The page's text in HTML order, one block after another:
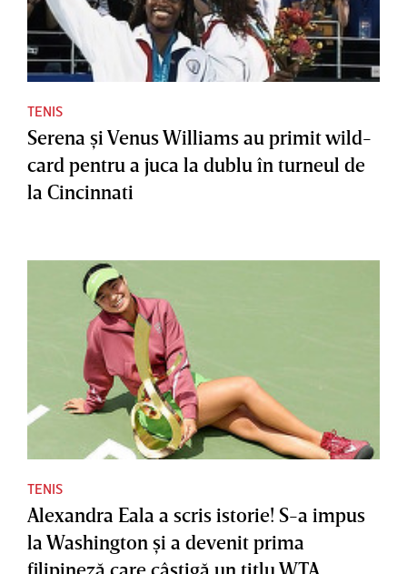
TENIS
Serena şi Venus Williams au primit wild-
card pentru a juca la dublu în turneul de
la Cincinnati
TENIS
Alexandra Eala a scris istorie! S-a impus
la Washington şi a devenit prima